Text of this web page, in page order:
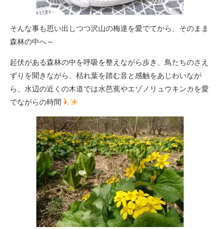
そんな事も思い出しつつ沢山の梅達を愛でてから、そのまま
森林の中へ～
起伏がある森林の中を呼吸を整えながら歩き、鳥たちのさえ
ずりを聞きながら、枯れ葉を踏む音と感触をあじわいなが
ら、水辺の近くの木道では水芭蕉やエゾノリュウキンカを愛
でながらの時間